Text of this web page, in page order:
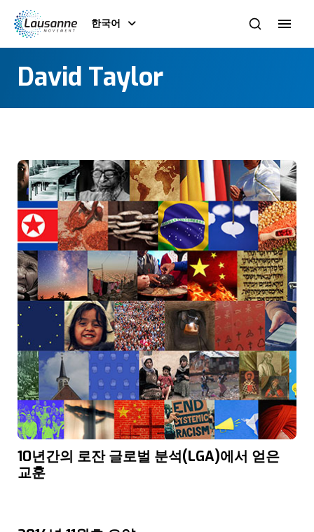
한국어
David Taylor
10년간의 로잔 글로벌 분석(LGA)에서 얻은
교훈